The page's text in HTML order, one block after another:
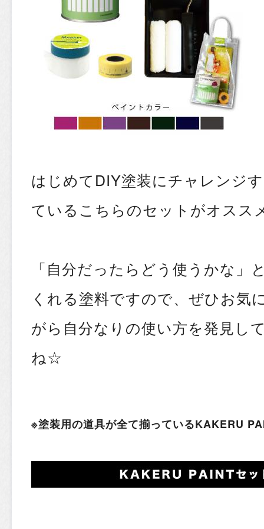
はじめてDIY塗装にチャレンジ
ているこちらのセットがオスス
「自分だったらどう使うかな」
くれる塗料ですので、ぜひお気
がら自分なりの使い方を発見し
ね☆
※塗装用の道具が全て揃っているKAKERU